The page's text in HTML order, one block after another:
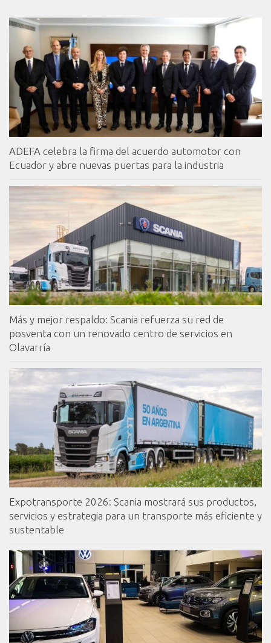
ADEFA celebra la firma del acuerdo automotor con
Ecuador y abre nuevas puertas para la industria
Más y mejor respaldo: Scania refuerza su red de
posventa con un renovado centro de servicios en
Olavarría
Expotransporte 2026: Scania mostrará sus productos,
servicios y estrategia para un transporte más eficiente y
sustentable